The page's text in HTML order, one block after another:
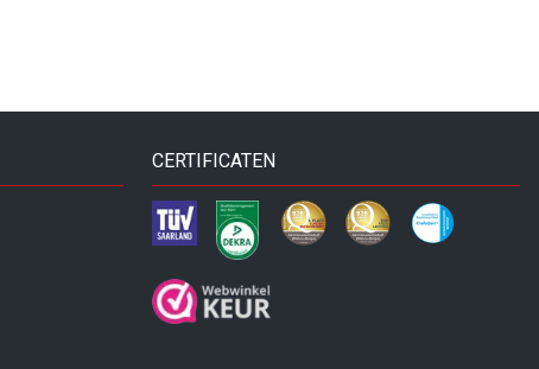
CERTIFICATEN